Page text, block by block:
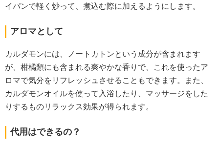
イパンで軽く炒って、煮込む際に加えるようにします。
アロマとして
カルダモンには、ノートカトンという成分が含まれます
が、柑橘類にも含まれる爽やかな香りで、これを使ったア
ロマで気分をリフレッシュさせることもできます。また、
カルダモンオイルを使って入浴したり、マッサージをした
りするものリラックス効果が得られます。
代用はできるの？